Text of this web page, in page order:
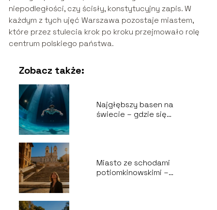
niepodległości, czy ścisły, konstytucyjny zapis. W
każdym z tych ujęć Warszawa pozostaje miastem,
które przez stulecia krok po kroku przejmowało rolę
centrum polskiego państwa.
Zobacz także:
Najgłębszy basen na
świecie – gdzie się
Miasto ze schodami
potiomkinowskimi –